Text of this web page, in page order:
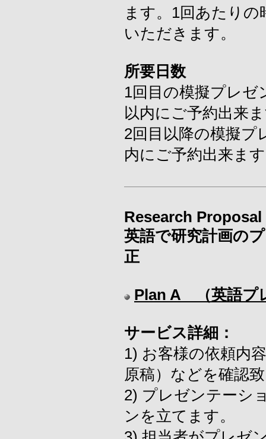
ます。1回あたり
いただきます。
所要日数
1回目の模擬プレゼ
以内にご予約出来
2回目以降の模擬プ
内にご予約出来ま
Research
英語で研究計画の
正
Plan A （英語プ
サービス詳細：
1) お客様の依頼内
原稿）などを確認
2) プレゼンテーシ
ンを立てます。